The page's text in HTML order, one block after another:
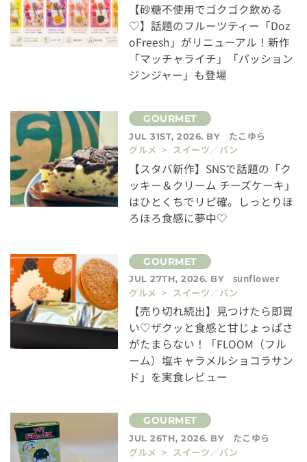
【砂糖不使用でゴクゴク飲める
♡】話題のフルーツティー「Doz
oFreesh」がリニューアル！新作
「マッチャライチ」「パッション
ジンジャー」も登場
JUL 31ST, 2026. BY
たこゆら
グルメ > スイーツ／パン
【スタバ新作】SNSで話題の「ク
ッキー＆クリーム チーズケーキ」
はひとくちでリピ確。しっとりほ
ろほろ食感に夢中♡
JUL 27TH, 2026. BY
sunflower
グルメ > スイーツ／パン
【売り切れ続出】見つけたら即買
い♡ザクッと食感と甘じょっぱさ
がたまらない！「FLOOM（フル
ーム）塩キャラメルショコラサン
ド」を実食レビュー
JUL 26TH, 2026. BY
たこゆら
グルメ > スイーツ／パン